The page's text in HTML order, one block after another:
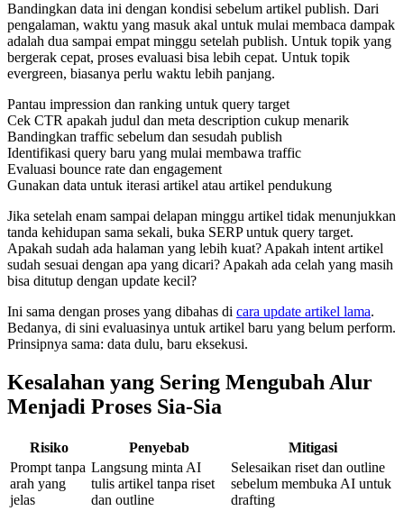
Bandingkan data ini dengan kondisi sebelum artikel publish. Dari
pengalaman, waktu yang masuk akal untuk mulai membaca dampak
adalah dua sampai empat minggu setelah publish. Untuk topik yang
bergerak cepat, proses evaluasi bisa lebih cepat. Untuk topik
evergreen, biasanya perlu waktu lebih panjang.
Pantau impression dan ranking untuk query target
Cek CTR apakah judul dan meta description cukup menarik
Bandingkan traffic sebelum dan sesudah publish
Identifikasi query baru yang mulai membawa traffic
Evaluasi bounce rate dan engagement
Gunakan data untuk iterasi artikel atau artikel pendukung
Jika setelah enam sampai delapan minggu artikel tidak menunjukkan
tanda kehidupan sama sekali, buka SERP untuk query target.
Apakah sudah ada halaman yang lebih kuat? Apakah intent artikel
sudah sesuai dengan apa yang dicari? Apakah ada celah yang masih
bisa ditutup dengan update kecil?
Ini sama dengan proses yang dibahas di cara update artikel lama.
Bedanya, di sini evaluasinya untuk artikel baru yang belum perform.
Prinsipnya sama: data dulu, baru eksekusi.
Kesalahan yang Sering Mengubah Alur
Menjadi Proses Sia-Sia
Risiko Penyebab
Mitigasi
Prompt tanpa
arah yang
jelas
Langsung minta AI
tulis artikel tanpa riset
dan outline
Selesaikan riset dan outline
sebelum membuka AI untuk
drafting